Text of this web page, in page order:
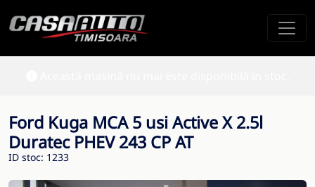
Ford Kuga MCA 5 usi Active X 2.5l
Duratec PHEV 243 CP AT
ID stoc: 1233